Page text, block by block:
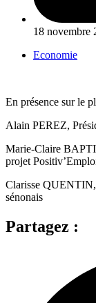
18 novembre
Economie
En présence sur le
Alain PEREZ,
Marie-Claire
projet
Clarisse QUENTIN,
sénonais
Partagez :